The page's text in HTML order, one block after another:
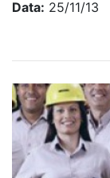
Data: 25/11/13